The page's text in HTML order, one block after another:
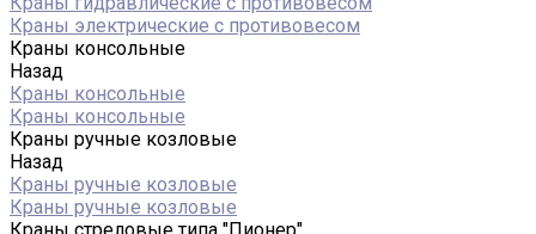
Краны электрические с противовесом
Краны консольные
Назад
Краны консольные
Краны консольные
Краны ручные козловые
Назад
Краны ручные козловые
Краны ручные козловые